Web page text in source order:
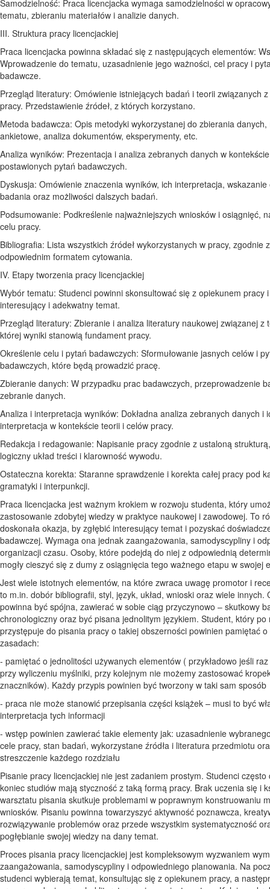
Samodzielność: Praca licencjacka wymaga samodzielności w
tematu, zbieraniu materiałów i analizie danych.
III. Struktura pracy licencjackiej
Praca licencjacka powinna składać się z następujących elementów:
Wprowadzenie do tematu, uzasadnienie jego ważności, cel pracy i
badawcze.
Przegląd literatury: Omówienie istniejących badań i teorii związanych
pracy. Przedstawienie źródeł, z których korzystano.
Metoda badawcza: Opis metodyki wykorzystanej do zbierania
ankietowe, analiza dokumentów, eksperymenty, etc.
Analiza wyników: Prezentacja i analiza zebranych danych w kontekście
postawionych pytań badawczych.
Dyskusja: Omówienie znaczenia wyników, ich interpretacja,
badania oraz możliwości dalszych badań.
Podsumowanie: Podkreślenie najważniejszych wniosków i osiągnięć,
celu pracy.
Bibliografia: Lista wszystkich źródeł wykorzystanych w pracy, zgodnie z
odpowiednim formatem cytowania.
IV. Etapy tworzenia pracy licencjackiej
Wybór tematu: Studenci powinni skonsultować się z opiekunem pracy
interesujący i adekwatny temat.
Przegląd literatury: Zbieranie i analiza literatury naukowej związanej z
której wyniki stanowią fundament pracy.
Określenie celu i pytań badawczych: Sformułowanie jasnych celów i
badawczych, które będą prowadzić pracę.
Zbieranie danych: W przypadku prac badawczych, przeprowadzenie
zebranie danych.
Analiza i interpretacja wyników: Dokładna analiza zebranych danych i
interpretacja w kontekście teorii i celów pracy.
Redakcja i redagowanie: Napisanie pracy zgodnie z ustaloną
logiczny układ treści i klarowność wywodu.
Ostateczna korekta: Staranne sprawdzenie i korekta całej pracy pod
gramatyki i interpunkcji.
Praca licencjacka jest ważnym krokiem w rozwoju studenta, który
zastosowanie zdobytej wiedzy w praktyce naukowej i zawodowej. To
doskonała okazja, by zgłębić interesujący temat i pozyskać
badawczej. Wymaga ona jednak zaangażowania, samodyscypliny i
organizacji czasu. Osoby, które podejdą do niej z odpowiednią
mogły cieszyć się z dumy z osiągnięcia tego ważnego etapu w swojej
Jest wiele istotnych elementów, na które zwraca uwagę promotor i
to m.in. dobór bibliografii, styl, język, układ, wnioski oraz wiele innych.
powinna być spójna, zawierać w sobie ciąg przyczynowo – skutkowy
chronologiczny oraz być pisana jednolitym językiem. Student, który po
przystępuje do pisania pracy o takiej obszerności powinien pamiętać o
zasadach:
- pamiętać o jednolitości używanych elementów ( przykładowo jeśli
przy wyliczeniu myślniki, przy kolejnym nie możemy zastosować
znaczników). Każdy przypis powinien być tworzony w taki sam sposób
- praca nie może stanowić przepisania części książek – musi to być
interpretacja tych informacji
- wstęp powinien zawierać takie elementy jak: uzasadnienie
cele pracy, stan badań, wykorzystane źródła i literatura przedmiotu
streszczenie każdego rozdziału
Pisanie pracy licencjackiej nie jest zadaniem prostym. Studenci często
koniec studiów mają styczność z taką formą pracy. Brak uczenia się i
warsztatu pisania skutkuje problemami w poprawnym konstruowaniu
wniosków. Pisaniu powinna towarzyszyć aktywność poznawcza,
rozwiązywanie problemów oraz przede wszystkim systematyczność
pogłębianie swojej wiedzy na dany temat.
Proces pisania pracy licencjackiej jest kompleksowym wyzwaniem
zaangażowania, samodyscypliny i odpowiedniego planowania. Na
studenci wybierają temat, konsultując się z opiekunem pracy, a